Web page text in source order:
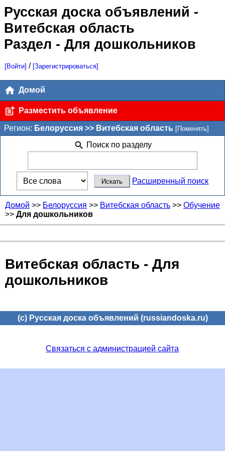
Русская доска объявлений -
Витебская область
Раздел - Для дошкольников
[Войти] / [Зарегистрироваться]
Домой
Разместить объявление
Регион: Белоруссия >> Витебская область [Поменять]
Поиск по разделу
Расширенный поиск
Домой >> Белоруссия >> Витебская область >> Обучение
>> Для дошкольников
Витебская область - Для
дошкольников
(c) Русская доска объявлений (russiandoska.ru)
Связаться с администрацией сайта